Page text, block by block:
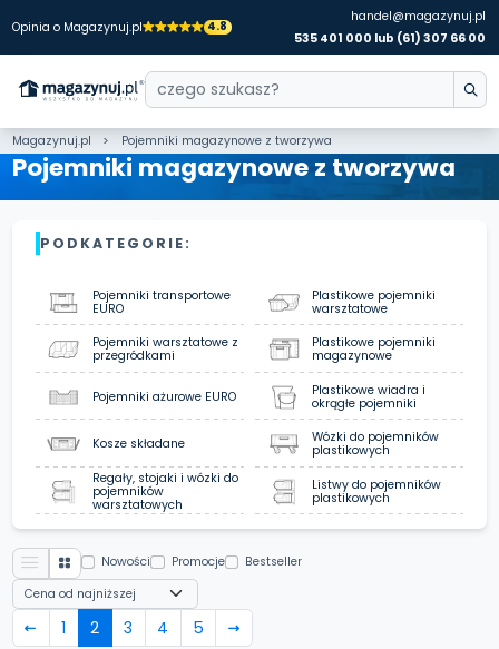
Opinia o Magazynuj.pl 4.8
handel@magazynuj.pl
535 401 000 lub (61) 307 66 00
Magazynuj.pl Pojemniki magazynowe z tworzywa
Pojemniki magazynowe z tworzywa
PODKATEGORIE:
Pojemniki transportowe
EURO
Plastikowe pojemniki
warsztatowe
Pojemniki warsztatowe z
przegródkami
Plastikowe pojemniki
magazynowe
Pojemniki ażurowe EURO
Plastikowe wiadra i
okrągłe pojemniki
Kosze składane
Wózki do pojemników
plastikowych
Regały, stojaki i wózki do
pojemników
warsztatowych
Listwy do pojemników
plastikowych
Nowości Promocje Bestseller
1 2 3 4 5